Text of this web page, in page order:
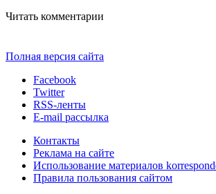
Читать комментарии
Полная версия сайта
Facebook
Twitter
RSS-ленты
E-mail рассылка
Контакты
Реклама на сайте
Использование материалов
Правила пользования сайтом